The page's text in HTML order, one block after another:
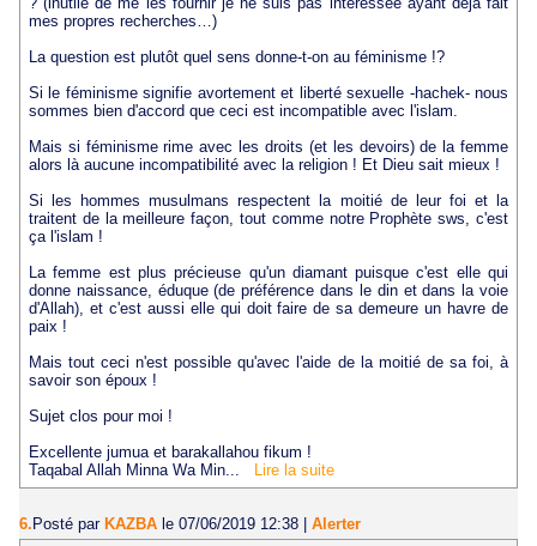
mes propres recherches…)
La question est plutôt quel sens donne-t-on au féminisme !?
Si le féminisme signifie avortement et liberté sexuelle -hachek- nous
sommes bien d'accord que ceci est incompatible avec l'islam.
Mais si féminisme rime avec les droits (et les devoirs) de la femme
alors là aucune incompatibilité avec la religion ! Et Dieu sait mieux !
Si les hommes musulmans respectent la moitié de leur foi et la
traitent de la meilleure façon, tout comme notre Prophète sws, c'est
ça l'islam !
La femme est plus précieuse qu'un diamant puisque c'est elle qui
donne naissance, éduque (de préférence dans le din et dans la voie
d'Allah), et c'est aussi elle qui doit faire de sa demeure un havre de
paix !
Mais tout ceci n'est possible qu'avec l'aide de la moitié de sa foi, à
savoir son époux !
Sujet clos pour moi !
Excellente jumua et barakallahou fikum !
Taqabal Allah Minna Wa Min...
Lire la suite
6. Posté par KAZBA le 07/06/2019 12:38
Alerter